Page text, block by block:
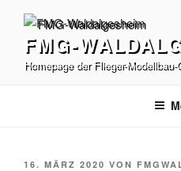
Inhalt
springenFMG-
Homepage der Flieger-
VERÖFFENTLICHT
16. MÄRZ 2020 VON